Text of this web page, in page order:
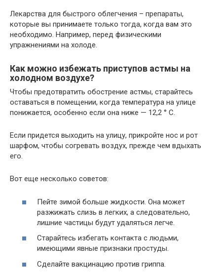
Лекарства для быстрого облегчения – препараты,
которые вы принимаете только тогда, когда вам это
необходимо. Например, перед физическими
упражнениями на холоде.
Как можно избежать приступов астмы на
холодном воздухе?
Чтобы предотвратить обострение астмы, старайтесь
оставаться в помещении, когда температура на улице
понижается, особенно если она ниже — 12,2 ° C.
Если придется выходить на улицу, прикройте нос и рот
шарфом, чтобы согревать воздух, прежде чем вдыхать
его.
Вот еще несколько советов:
Пейте зимой больше жидкости. Она может
разжижать слизь в легких, а следовательно,
лишние частицы будут удаляться легче.
Старайтесь избегать контакта с людьми,
имеющими явные признаки простуды.
Сделайте вакцинацию против гриппа.